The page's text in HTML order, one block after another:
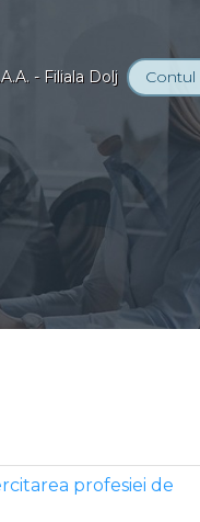
- Filiala Dolj Contul
profesiei de